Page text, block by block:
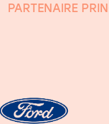
PARTENAIRE